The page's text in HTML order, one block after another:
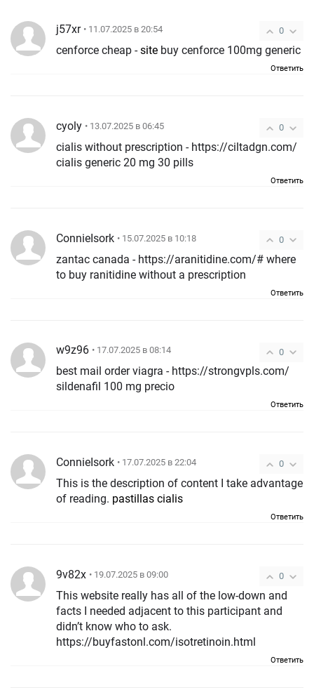
0
j57xr • 11.07.2025 в 20:54
cenforce cheap -site buy cenforce 100mg generic
Ответить
0
cyoly • 13.07.2025 в 06:45
cialis without prescription - https://ciltadgn.com/
cialis generic 20 mg 30 pills
Ответить
0
ConnieIsork • 15.07.2025 в 10:18
zantac canada - https://aranitidine.com/# where
to buy ranitidine without a prescription
Ответить
0
w9z96 • 17.07.2025 в 08:14
best mail order viagra - https://strongvpls.com/
sildenafil 100 mg precio
Ответить
0
ConnieIsork • 17.07.2025 в 22:04
This is the description of content I take advantage
of reading. pastillas cialis
Ответить
0
9v82x • 19.07.2025 в 09:00
This website really has all of the low-down and
facts I needed adjacent to this participant and
didn’t know who to ask.
https://buyfastonl.com/isotretinoin.html
Ответить